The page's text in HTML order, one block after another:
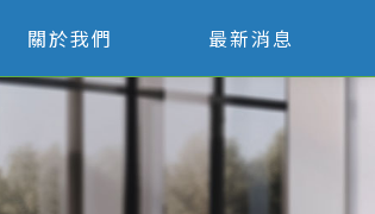
關於我們 最新消息